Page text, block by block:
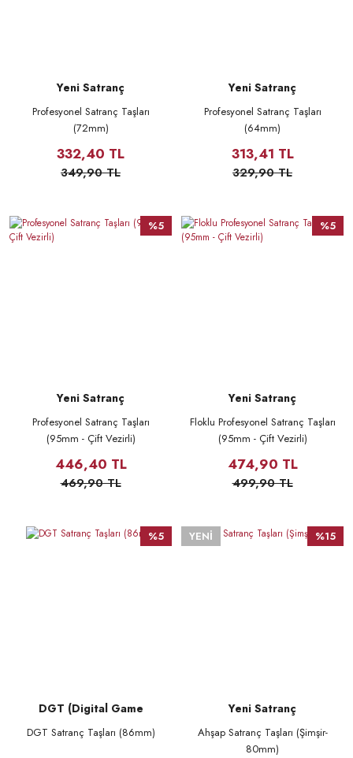
Yeni Satranç
Profesyonel Satranç Taşları
(72mm)
332,40 TL
349,90 TL
Yeni Satranç
Profesyonel Satranç Taşları
(64mm)
313,41 TL
329,90 TL
%5
Yeni Satranç
Profesyonel Satranç Taşları
(95mm - Çift Vezirli)
446,40 TL
469,90 TL
%5
Yeni Satranç
Floklu Profesyonel Satranç Taşları
(95mm - Çift Vezirli)
474,90 TL
499,90 TL
%5
DGT (Digital Game
Technology)
DGT Satranç Taşları (86mm)
%15
YENİ
Yeni Satranç
Ahşap Satranç Taşları (Şimşir-
80mm)